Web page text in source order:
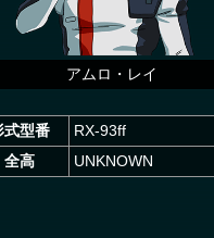
アムロ・レイ
式型番
RX-93ff
全高
UNKNOWN